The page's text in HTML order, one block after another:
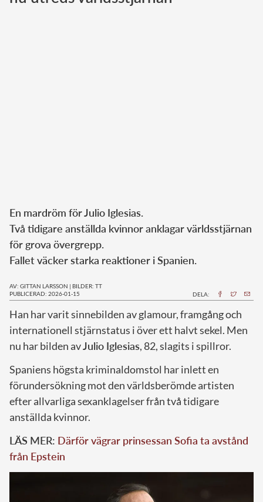
Monacos furstehus
En mardröm för Julio Iglesias.
Två tidigare anställda kvinnor anklagar världsstjärnan
för grova övergrepp.
Fallet väcker starka reaktioner i Spanien.
AV: GITTAN LARSSON | BILDER: TT
PUBLICERAD: 2026-01-15
DELA:
Han har varit sinnebilden av glamour, framgång och
internationell stjärnstatus i över ett halvt sekel. Men
nu har bilden avJulio Iglesias, 82, slagits i spillror.
Spaniens högsta kriminaldomstol har inlett en
förundersökning mot den världsberömde artisten
efter allvarliga sexanklagelser från två tidigare
anställda kvinnor.
LÄS MER: Därför vägrar prinsessan Sofia ta avstånd
från Epstein